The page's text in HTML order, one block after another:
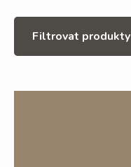
Filtrovat produkty